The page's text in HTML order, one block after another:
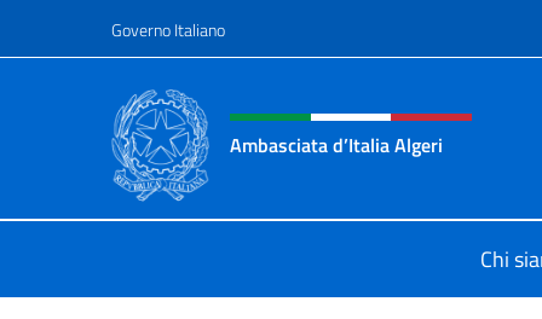
Governo Italiano
Intestazione sito, social e
Ambasciata d’Italia Algeri
Chi